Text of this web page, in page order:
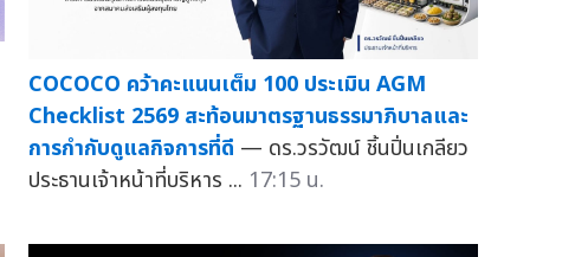
COCOCO คว้าคะแนนเต็ม 100 ประเมิน AGM
Checklist 2569 สะท้อนมาตรฐานธรรมาภิบาลและ
การกำกับดูแลกิจการที่ดี — ดร.วรวัฒน์ ชิ้นปิ่นเกลียว
ประธานเจ้าหน้าที่บริหาร ... 17:15 น.